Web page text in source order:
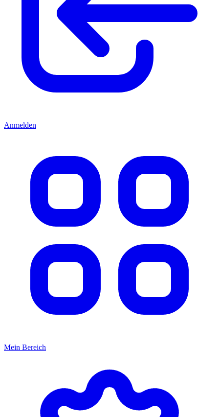
Anmelden
Mein Bereich